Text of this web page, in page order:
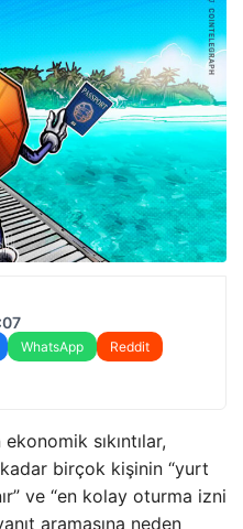
WhatsApp
Reddit
sıkıntılar,
birçok kişinin “yurt
ve “en kolay oturma izni
aramasına neden